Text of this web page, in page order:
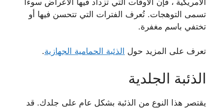
تسمى التوهجات. تُعرف الفترات التي تتحسن فيها أو
تختفي باسم مغفرة.
تعرف على المزيد حول الذئبة الحمامية الجهازية.
الذئبة الجلدية
يقتصر هذا النوع من الذئبة بشكل عام على جلدك. قد